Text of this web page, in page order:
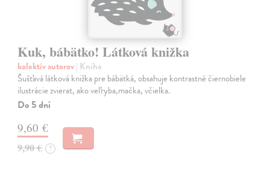
Kuk, bábätko! Látková knižka
kolektív autorov| Kniha
Šušťavá látková knižka pre bábätká, obsahuje kontrastné čiernobiele
ilustrácie zvierat, ako veľryba,mačka, včielka.
Do 5 dní
9,60 €
9,90 € ?